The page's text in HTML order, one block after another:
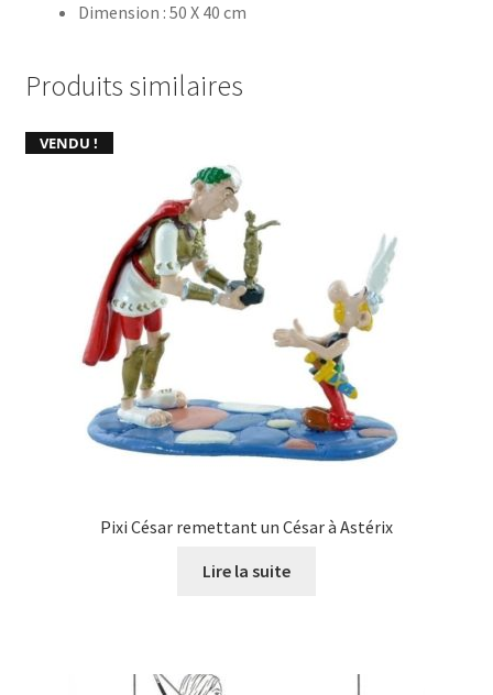
Dimension : 50 X 40 cm
Produits similaires
VENDU !
Pixi César remettant un César à Astérix
Lire la suite